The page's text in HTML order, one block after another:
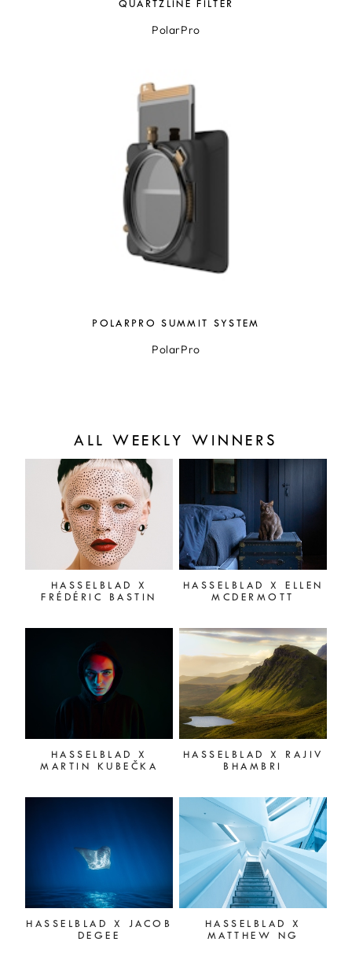
QUARTZLINE FILTER
PolarPro
POLARPRO SUMMIT SYSTEM
PolarPro
ALL WEEKLY WINNERS
HASSELBLAD X
FRÉDÉRIC BASTIN
HASSELBLAD X ELLEN
MCDERMOTT
HASSELBLAD X
MARTIN KUBEČKA
HASSELBLAD X RAJIV
BHAMBRI
HASSELBLAD X JACOB
DEGEE
HASSELBLAD X
MATTHEW NG